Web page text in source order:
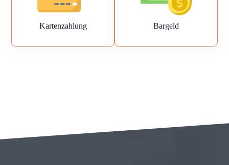
Kartenzahlung Bargeld